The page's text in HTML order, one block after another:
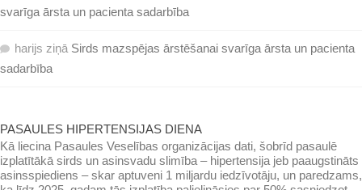
svarīga ārsta un pacienta sadarbība
harijs ziņā Sirds mazspējas ārstēšanai svarīga ārsta un pacienta
sadarbība
PASAULES HIPERTENSIJAS DIENA
Kā liecina Pasaules Veselības organizācijas dati, šobrīd pasaulē
izplatītākā sirds un asinsvadu slimība – hipertensija jeb paaugstināts
asinsspiediens – skar aptuveni 1 miljardu iedzīvotāju, un paredzams,